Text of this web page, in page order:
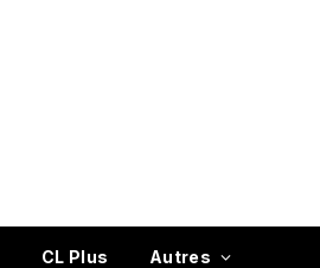
CL Plus Autres